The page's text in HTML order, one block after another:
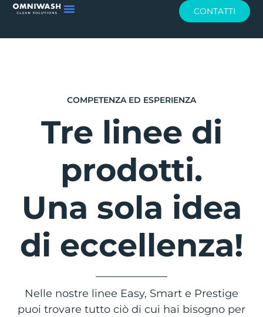
CONTATTI
COMPETENZA ED ESPERIENZA
Tre linee di
prodotti.
Una sola idea
di eccellenza!
Nelle nostre linee Easy, Smart e Prestige
puoi trovare tutto ciò di cui hai bisogno per